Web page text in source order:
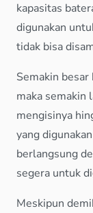
kapasitas
digunakan
tidak bisa
Semakin
maka semakin
mengisinya
yang
berlangsung
segera untuk
Meskipun